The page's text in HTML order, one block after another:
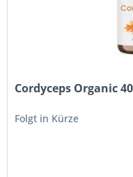
Cordyceps Organic
Folgt in Kürze